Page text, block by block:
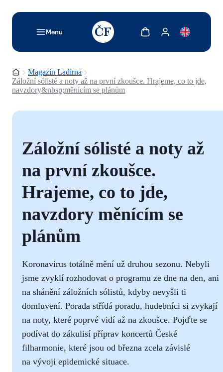
Menu
TODO: Add description for reader
Zobrazit košíkZobrazit můj účet
Domovská stránka
Magazín Ladírna
Záložní sólisté a noty až na první zkoušce. Hrajeme, co to jde,
navzdory&nbsp;měnícím se plánům
Záložní sólisté a noty až
na první zkoušce.
Hrajeme, co to jde,
navzdory měnícím se
plánům
Koronavirus totálně mění už druhou sezonu. Nebyli
jsme zvyklí rozhodovat o programu ze dne na den, ani
na shánění záložních sólistů, kdyby nevyšli ti
domluvení. Porada střídá poradu, hudebníci si zvykají
na noty, které poprvé vidí až na zkoušce. Pojďte se
podívat do zákulisí příprav koncertů České
filharmonie, které jsou od března zcela závislé
na vývoji epidemické situace.